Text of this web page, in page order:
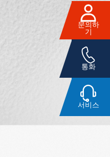
문의하
기
통화
서비스